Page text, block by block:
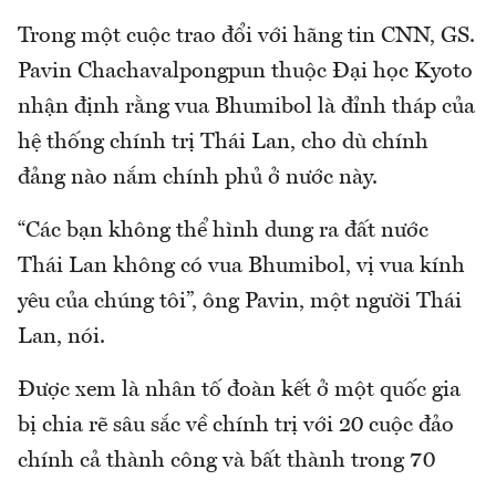
Trong một cuộc trao đổi với hãng tin CNN, GS.
Pavin Chachavalpongpun thuộc Đại học Kyoto
nhận định rằng vua Bhumibol là đỉnh tháp của
hệ thống chính trị Thái Lan, cho dù chính
đảng nào nắm chính phủ ở nước này.
“Các bạn không thể hình dung ra đất nước
Thái Lan không có vua Bhumibol, vị vua kính
yêu của chúng tôi”, ông Pavin, một người Thái
Lan, nói.
Được xem là nhân tố đoàn kết ở một quốc gia
bị chia rẽ sâu sắc về chính trị với 20 cuộc đảo
chính cả thành công và bất thành trong 70